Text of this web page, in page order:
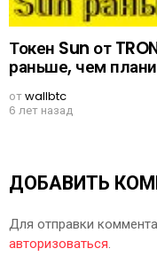
Токен Sun от
раньше, чем
отwallbtc
6 лет назад
ДОБАВИТЬ
Для отправки
авторизоваться.